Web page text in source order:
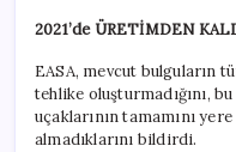
2021’de ÜRETİMDEN
EASA, mevcut bulguların
tehlike oluşturmadığını,
uçaklarının tamamını
almadıklarını bildirdi.